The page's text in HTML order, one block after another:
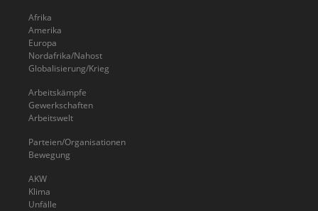
Afrika
Amerika
Europa
Nordafrika/Nahost
Globalisierung/Krieg
Arbeitskämpfe
Gewerkschaften
Arbeitswelt
Parteien/Organisationen
Bewegung
AKW
Klima
Unfälle